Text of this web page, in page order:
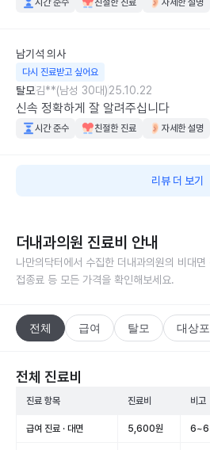
시간 준수 친절한 진료 자세한 설명
남기석 의사
다시 진료받고 싶어요
탈모김**(남성 30대)25.10.22
신속 정확하게 잘 알려주십니다
시간 준수 친절한 진료 자세한 설명
리뷰 더 보기
더내과의원 진료비 안내
나만의닥터에서 수집한 더내과의원의 비대면
접종료 등 모든 가격을 확인해보세요.
전체 급여 탈모 대상
전체 진료비
진료 항목 진료비 비고
급여 진료 · 대면 5,600원